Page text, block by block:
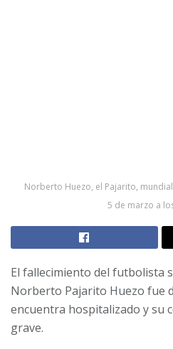
Norberto Huezo, el Pajarito,
5 de marzo a
El fallecimiento del futbolista
Norberto Pajarito Huezo fue
encuentra hospitalizado y su
grave.